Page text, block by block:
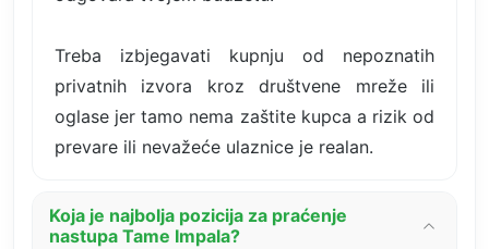
Treba izbjegavati kupnju od nepoznatih
privatnih izvora kroz društvene mreže ili
oglase jer tamo nema zaštite kupca a rizik od
prevare ili nevažeće ulaznice je realan.
Koja je najbolja pozicija za praćenje
nastupa Tame Impala?